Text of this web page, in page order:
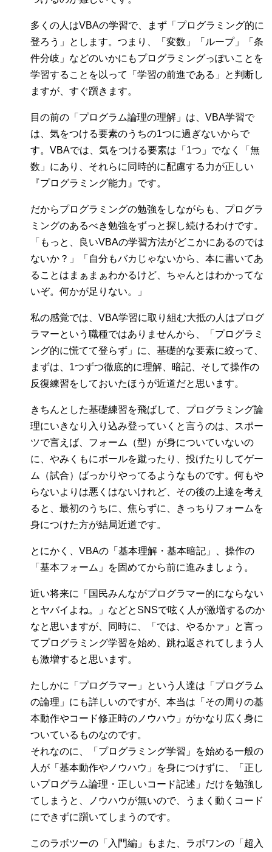
多くの人はVBAの学習で、まず「プログラミング的に
登ろう」とします。つまり、「変数」「ループ」「条
件分岐」などのいかにもプログラミングっぽいことを
学習することを以って「学習の前進である」と判断し
ますが、すぐ躓きます。
目の前の「プログラム論理の理解」は、VBA学習で
は、気をつける要素のうちの1つに過ぎないからで
す。VBAでは、気をつける要素は「1つ」でなく「無
数」にあり、それらに同時的に配慮する力が正しい
『プログラミング能力』です。
だからプログラミングの勉強をしながらも、プログラ
ミングのあるべき勉強をずっと探し続けるわけです。
「もっと、良いVBAの学習方法がどこかにあるのでは
ないか？」「自分もバカじゃないから、本に書いてあ
ることはまぁまぁわかるけど、ちゃんとはわかってな
いぞ。何かが足りない。」
私の感覚では、VBA学習に取り組む大抵の人はプログ
ラマーという職種ではありませんから、「プログラミ
ング的に慌てて登らず」に、基礎的な要素に絞って、
まずは、1つずつ徹底的に理解、暗記、そして操作の
反復練習をしておいたほうが近道だと思います。
きちんとした基礎練習を飛ばして、プログラミング論
理にいきなり入り込み登っていくと言うのは、スポー
ツで言えば、フォーム（型）が身についていないの
に、やみくもにボールを蹴ったり、投げたりしてゲー
ム（試合）ばっかりやってるようなものです。何もや
らないよりは悪くはないけれど、その後の上達を考え
ると、最初のうちに、焦らずに、きっちりフォームを
身につけた方が結局近道です。
とにかく、VBAの「基本理解・基本暗記」、操作の
「基本フォーム」を固めてから前に進みましょう。
近い将来に「国民みんながプログラマー的にならない
とヤバイよね。」などとSNSで呟く人が激増するのか
なと思いますが、同時に、「では、やるかァ」と言っ
てプログラミング学習を始め、跳ね返されてしまう人
も激増すると思います。
たしかに「プログラマー」という人達は「プログラム
の論理」にも詳しいのですが、本当は「その周りの基
本動作やコード修正時のノウハウ」がかなり広く身に
ついているものなのです。
それなのに、「プログラミング学習」を始める一般の
人が「基本動作やノウハウ」を身につけずに、「正し
いプログラム論理・正しいコード記述」だけを勉強し
てしまうと、ノウハウが無いので、うまく動くコード
にできずに躓いてしまうのです。
このラボツーの「入門編」もまた、ラボワンの「超入